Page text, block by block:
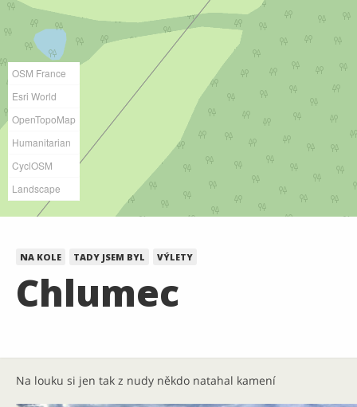
OSM France
Esri World
OpenTopoMap
Humanitarian
CyclOSM
Landscape
NA KOLE TADY JSEM BYL VÝLETY
Chlumec
Na louku si jen tak z nudy někdo natahal kamení